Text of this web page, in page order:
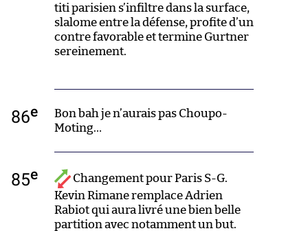
titi parisien s’infiltre dans la surface,
slalome entre la défense, profite d’un
contre favorable et termine Gurtner
sereinement.
86e
Bon bah je n’aurais pas Choupo-
Moting…
85e
Changement pour Paris S-G.
Kevin Rimane remplace Adrien
Rabiot qui aura livré une bien belle
partition avec notamment un but.